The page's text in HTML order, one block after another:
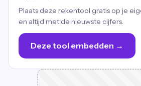
Plaats deze rekentool gratis op je
en altijd met de nieuwste cijfers.
Deze tool embedden →